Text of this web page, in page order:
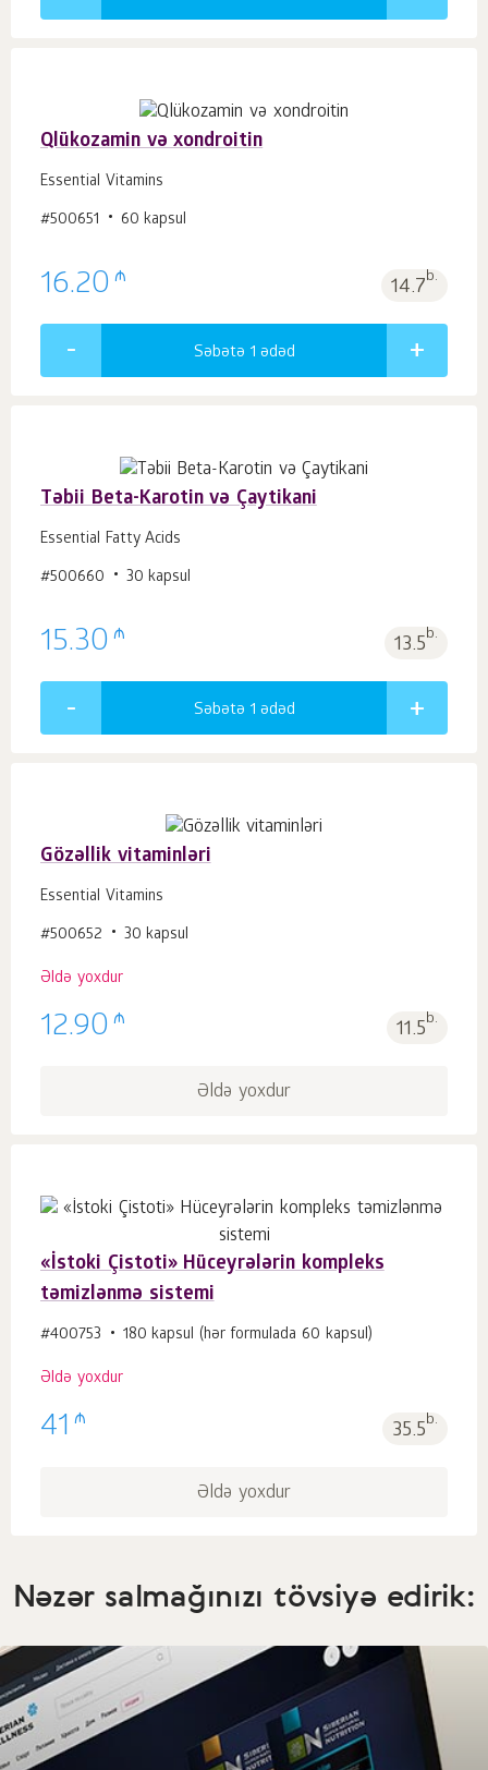
Qlükozamin və xondroitin
Essential Vitamins
#500651 60 kapsul
16.20 ₼ 14.7b.
Səbətə 1 ədəd
Təbii Beta-Karotin və Çaytikani
Essential Fatty Acids
#500660 30 kapsul
15.30 ₼ 13.5b.
Səbətə 1 ədəd
Gözəllik vitaminləri
Essential Vitamins
#500652 30 kapsul
Əldə yoxdur
12.90 ₼ 11.5b.
Əldə yoxdur
«İstoki Çistoti» Hüceyrələrin kompleks
təmizlənmə sistemi
#400753 180 kapsul (hər formulada 60 kapsul)
Əldə yoxdur
41 ₼ 35.5b.
Əldə yoxdur
Nəzər salmağınızı tövsiyə edirik: